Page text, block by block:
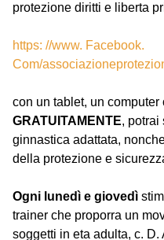
protezione diritti e liberta
https: //www. Facebook.
Com/
con un tablet, un computer
GRATUITAMENTE, potrai
ginnastica adattata,
della protezione e
Ogni lunedì e giovedì
trainer che proporra un
soggetti in eta adulta, c. D.